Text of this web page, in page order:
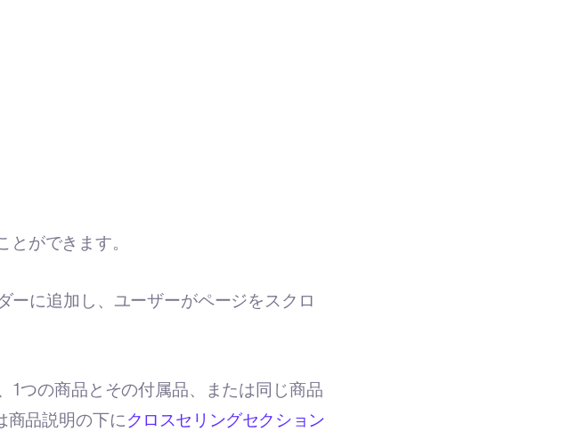
とができます。
ーに追加し、ユーザーがページをスクロ
1つの商品とその付属品、または同じ商品
商品説明の下にクロスセリングセクション